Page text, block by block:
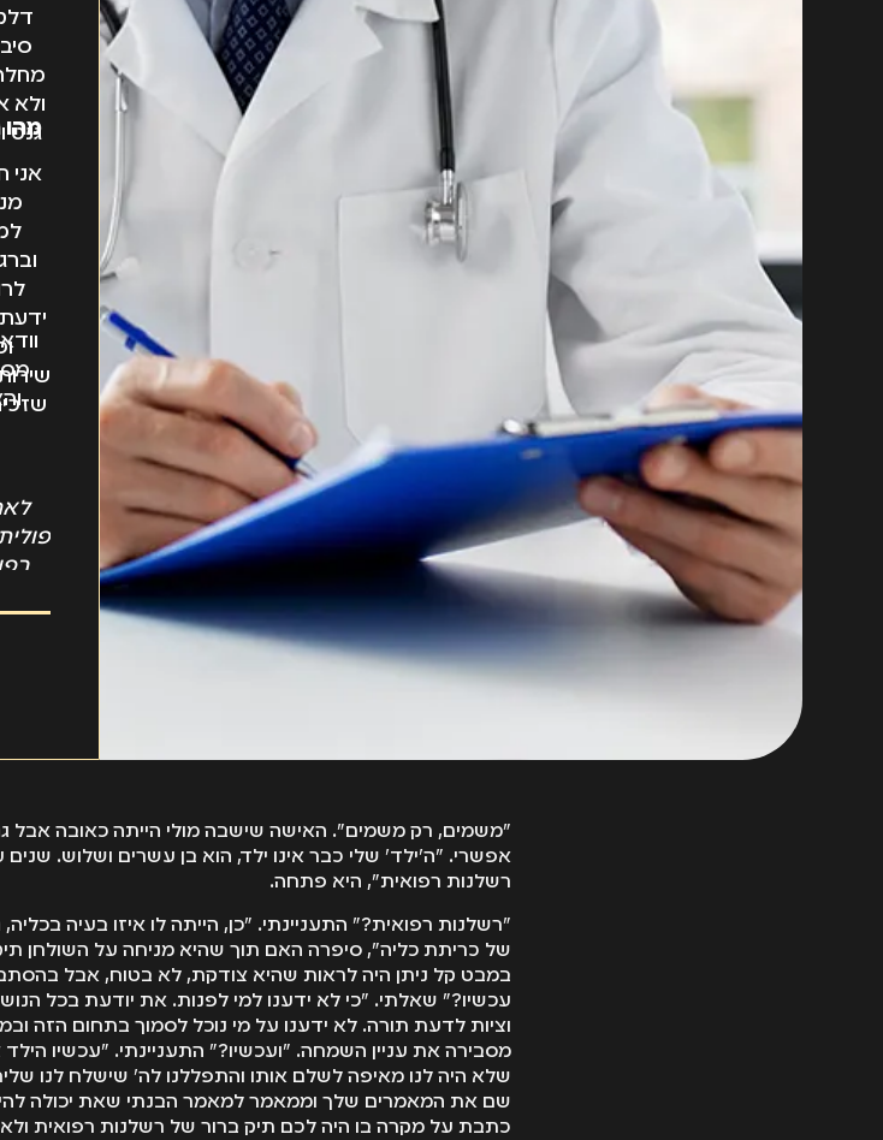
ולא
מהו
אני
"משמים, רק משמים". האישה שישבה מולי הייתה כאובה אבל
אפשרי. "ה'ילד' שלי כבר אינו ילד, הוא בן עשרים ושלוש. שנים
רשלנות רפואית", היא פתחה.
"רשלנות רפואית?" התעניינתי. "כן, הייתה לו איזו בעיה
של כריתת כליה", סיפרה האם תוך שהיא מניחה על השולחן
במבט קל ניתן היה לראות שהיא צודקת, לא בטוח, אבל
עכשיו?" שאלתי. "כי לא ידענו למי לפנות. את יודעת בכל
וציות לדעת תורה. לא ידענו על מי נוכל לסמוך בתחום הזה
מסבירה את עניין השמחה. "ועכשיו?" התעניינתי. "עכשיו
שלא היה לנו מאיפה לשלם אותו והתפללנו לה' שישלח לנו
שם את המאמרים שלך וממאמר למאמר הבנתי שאת יכולה
כתבת על מקרה בו היה לכם תיק ברור של רשלנות רפואית